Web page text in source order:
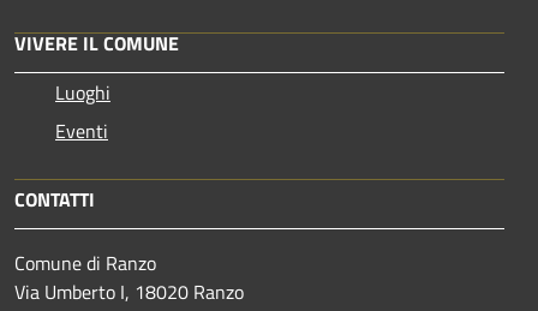
VIVERE IL COMUNE
Luoghi
Eventi
CONTATTI
Comune di Ranzo
Via Umberto I, 18020 Ranzo